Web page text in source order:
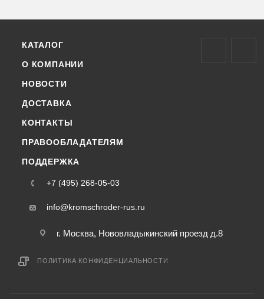
КАТАЛОГ
О КОМПАНИИ
НОВОСТИ
ДОСТАВКА
КОНТАКТЫ
ПРАВООБЛАДАТЕЛЯМ
ПОДДЕРЖКА
+7 (495) 268-05-03
info@kromschroder-rus.ru
г. Москва, Нововладыкинский проезд д.8
ПОЛИТИКА КОНФИДЕНЦИАЛЬНОСТИ